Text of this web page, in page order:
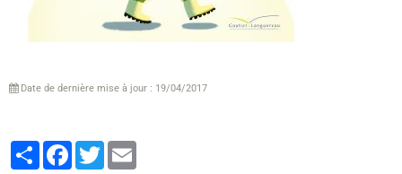
Date de dernière mise à jour : 19/04/2017
PartagerFacebook
Twitter